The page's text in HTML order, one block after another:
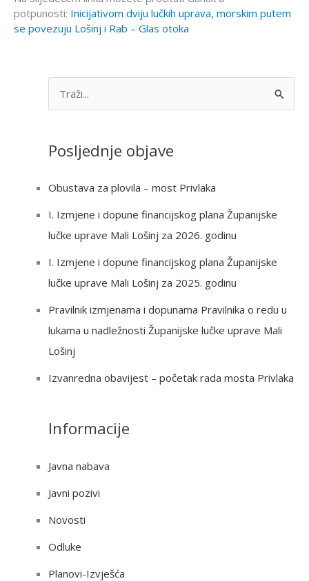
potpunosti: Inicijativom dviju lučkih uprava, morskim putem
se povezuju Lošinj i Rab – Glas otoka
r
f
o
r
:
Posljednje objave
Obustava za plovila – most Privlaka
I. Izmjene i dopune financijskog plana Županijske
lučke uprave Mali Lošinj za 2026. godinu
I. Izmjene i dopune financijskog plana Županijske
lučke uprave Mali Lošinj za 2025. godinu
Pravilnik izmjenama i dopunama Pravilnika o redu u
lukama u nadležnosti Županijske lučke uprave Mali
Lošinj
Izvanredna obavijest – početak rada mosta Privlaka
Informacije
Javna nabava
Javni pozivi
Novosti
Odluke
Planovi-Izvješća